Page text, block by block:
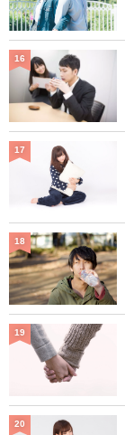
16
17
18
19
20